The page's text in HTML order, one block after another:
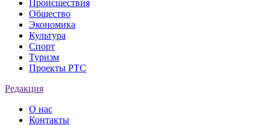
Происшествия
Общество
Экономика
Культура
Спорт
Туризм
Проекты РТС
Редакция
О нас
Контакты